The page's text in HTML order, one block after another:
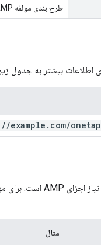
طرح بندی مولفه AMP. فقط "nodisplay" مجاز است.
//example . com/onetap
مثال